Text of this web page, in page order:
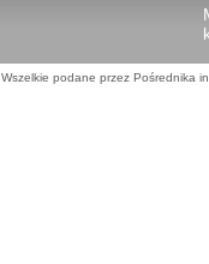
Wszelkie podane przez Pośrednika